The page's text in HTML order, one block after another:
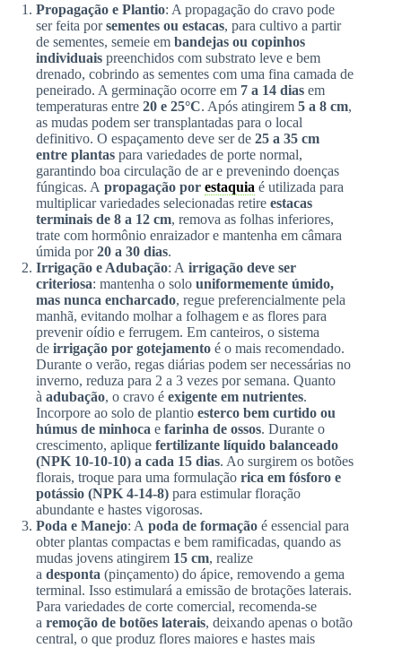
Propagação e Plantio: A propagação do cravo pode
ser feita porsementes ou estacas, para cultivo a partir
de sementes, semeie em bandejas ou copinhos
individuais preenchidos com substrato leve e bem
drenado, cobrindo as sementes com uma fina camada de
peneirado. A germinação ocorre em 7 a 14 dias em
temperaturas entre 20 e 25°C. Após atingirem 5 a 8 cm,
as mudas podem ser transplantadas para o local
definitivo. O espaçamento deve ser de 25 a 35 cm
entre plantas para variedades de porte normal,
garantindo boa circulação de ar e prevenindo doenças
fúngicas. A propagação por estaquia é utilizada para
multiplicar variedades selecionadas retire estacas
terminais de 8 a 12 cm, remova as folhas inferiores,
trate com hormônio enraizador e mantenha em câmara
úmida por20 a 30 dias.
Irrigação e Adubação: A irrigação deve ser
criteriosa: mantenha o solo uniformemente úmido,
mas nunca encharcado, regue preferencialmente pela
manhã, evitando molhar a folhagem e as flores para
prevenir oídio e ferrugem. Em canteiros, o sistema
de irrigação por gotejamento é o mais recomendado.
Durante o verão, regas diárias podem ser necessárias no
inverno, reduza para 2 a 3 vezes por semana. Quanto
à adubação, o cravo é exigente em nutrientes.
Incorpore ao solo de plantio esterco bem curtido ou
húmus de minhoca e farinha de ossos. Durante o
crescimento, aplique fertilizante líquido balanceado
(NPK 10-10-10) a cada 15 dias. Ao surgirem os botões
florais, troque para uma formulação rica em fósforo e
potássio (NPK 4-14-8) para estimular floração
abundante e hastes vigorosas.
Poda e Manejo: A poda de formação é essencial para
obter plantas compactas e bem ramificadas, quando as
mudas jovens atingirem 15 cm, realize
a desponta (pinçamento) do ápice, removendo a gema
terminal. Isso estimulará a emissão de brotações laterais.
Para variedades de corte comercial, recomenda-se
a remoção de botões laterais, deixando apenas o botão
central, o que produz flores maiores e hastes mais